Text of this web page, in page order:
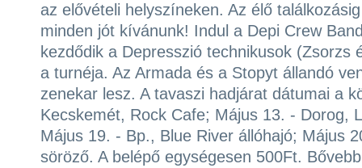
az elővételi helyszíneken. Az élő
minden jót kívánunk! Indul a Depi Crew
kezdődik a Depresszió technikusok (Zsorzs
a turnéja. Az Armada és a Stopyt állandó
zenekar lesz. A tavaszi hadjárat dátumai a
Kecskemét, Rock Cafe; Május 13. - Dorog,
Május 19. - Bp., Blue River állóhajó; Május
söröző. A belépő egységesen 500Ft.